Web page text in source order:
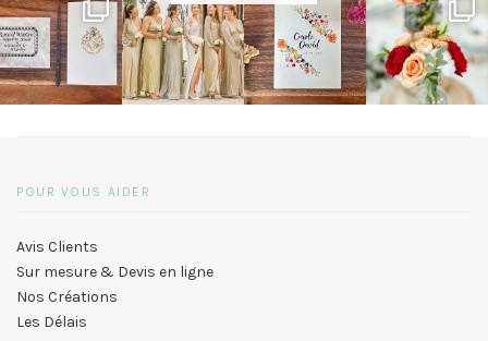
POUR VOUS AIDER
Avis Clients
Sur mesure & Devis en ligne
Nos Créations
Les Délais